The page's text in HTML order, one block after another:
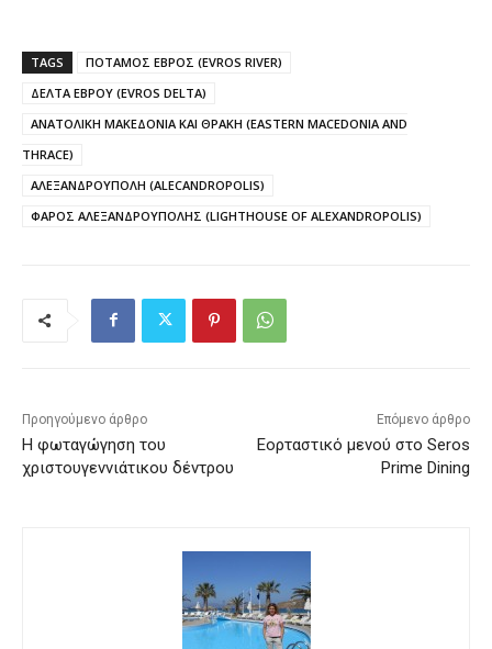
TAGS
ΠΟΤΑΜΟΣ ΕΒΡΟΣ (EVROS RIVER)
ΔΕΛΤΑ ΕΒΡΟΥ (EVROS DELTA)
ΑΝΑΤΟΛΙΚΗ ΜΑΚΕΔΟΝΙΑ ΚΑΙ ΘΡΑΚΗ (EASTERN MACEDONIA AND
THRACE)
ΑΛΕΞΑΝΔΡΟΥΠΟΛΗ (ALECANDROPOLIS)
ΦΑΡΟΣ ΑΛΕΞΑΝΔΡΟΥΠΟΛΗΣ (LIGHTHOUSE OF ALEXANDROPOLIS)
Προηγούμενο άρθρο
Η φωταγώγηση του
χριστουγεννιάτικου δέντρου
Επόμενο άρθρο
Εορταστικό μενού στο Seros
Prime Dining